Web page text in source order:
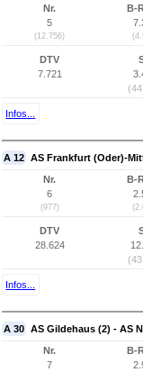
Nr.
5
(12.756)
B-
DTV
7.721
Infos...
A 12 AS Frankfurt (Oder)-
Nr.
6
(977)
B-
DTV
28.624
Infos...
A 30 AS Gildehaus (2) - AS
Nr.
7
B-